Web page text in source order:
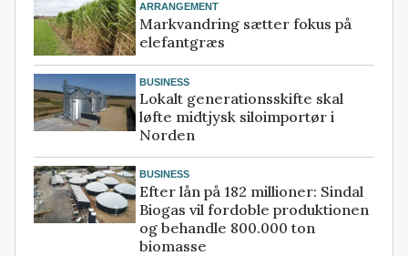
ARRANGEMENT
Markvandring sætter fokus på
elefantgræs
BUSINESS
Lokalt generationsskifte skal
løfte midtjysk siloimportør i
Norden
BUSINESS
Efter lån på 182 millioner: Sindal
Biogas vil fordoble produktionen
og behandle 800.000 ton
biomasse